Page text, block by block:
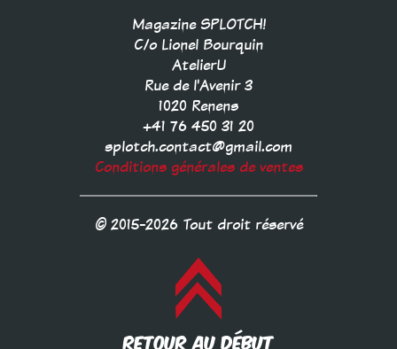
Magazine SPLOTCH!
C/o Lionel Bourquin
AtelierU
Rue de l'Avenir 3
1020 Renens
+41 76 450 31 20
splotch.contact@gmail.com
Conditions générales de ventes
© 2015-2026 Tout droit réservé
RETOUR AU DÉBUT